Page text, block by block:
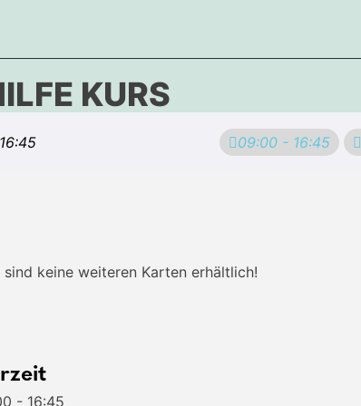
KURS
16:45 09:00 - 16:45
sind keine weiteren Karten erhältlich!
- 16:45